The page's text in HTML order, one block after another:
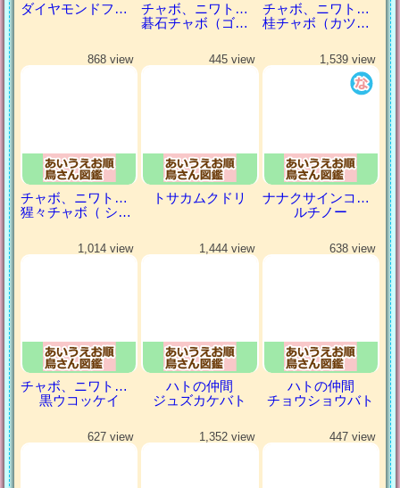
ダイヤモンドフィンチ
チャボ、ニワトリの仲間
碁石チャボ（ゴイシチャボ）
チャボ、ニワトリの仲間
桂チャボ（カツラチャボ）
868 view
チャボ、ニワトリの仲間
猩々チャボ（ ショウジョウチャボ）
445 view
トサカムクドリ
1,539 view
ナナクサインコ（七草インコ）
ルチノー
1,014 view
チャボ、ニワトリの仲間
黒ウコッケイ
1,444 view
ハトの仲間
ジュズカケバト
638 view
ハトの仲間
チョウショウバト
627 view 1,352 view 447 view